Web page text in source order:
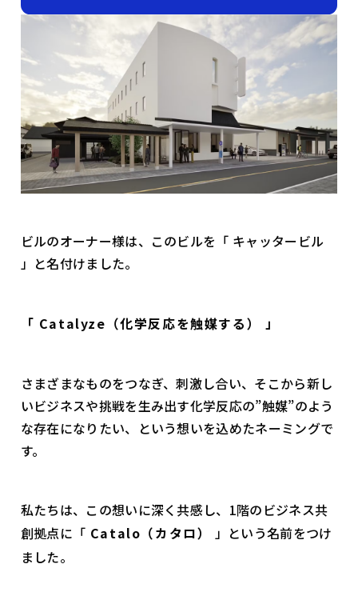
ビルのオーナー様は、このビルを「 キャッタービル
」と名付けました。
「 Catalyze（化学反応を触媒する） 」
さまざまなものをつなぎ、刺激し合い、そこから新し
いビジネスや挑戦を生み出す化学反応の”触媒”のよう
な存在になりたい、という想いを込めたネーミングで
す。
私たちは、この想いに深く共感し、1階のビジネス共
創拠点に「 Catalo（カタロ）
」という名前をつけ
ました。